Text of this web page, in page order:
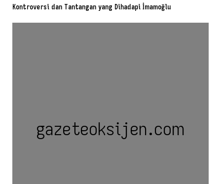
Kontroversi dan Tantangan yang Dihadapi İmamoğlu
gazeteoksijen.com